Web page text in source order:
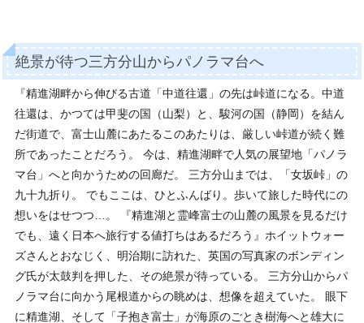
絶景が待つ三方分山からパノラマ台へ
『精進湖畔から伸びる古道「中道往還」の先は峠道になる。中道
往還は、かつては甲斐の国（山梨）と、駿河の国（静岡）を結ん
だ街道で、富士山麓にあたるこのあたりは、厳しい峠道が続く難
所であったことだろう。 今は、精進湖畔で人気の展望地「パノラ
マ台」へと向かうための回廊だ。 三方分山までは、「女坂峠」の
九十九折り。 でもここは、ひとふんばり。歩いて旅した時代にの
想いをはせつつ…。 『精進湖と霊峰富士の山麓の風景を見るだけ
でも、遠く日本へ旅行する値打ちはあるだろう』ホイットウォー
ズさんとおなじく、明治期に訪れた、英国の写真家のボンディン
グ氏が太鼓判を押した、その絶景が待っている。 三方分山からパ
ノラマ台に向かう尾根道からの眺めは、想像を超えていた。 眼下
に精進湖、そして「子抱き富士」が海原のごとき樹海へと雄大に